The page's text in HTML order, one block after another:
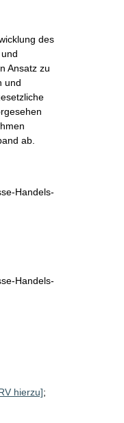
des
Ansatz zu
und
ab.
Handels-
Handels-
hierzu];